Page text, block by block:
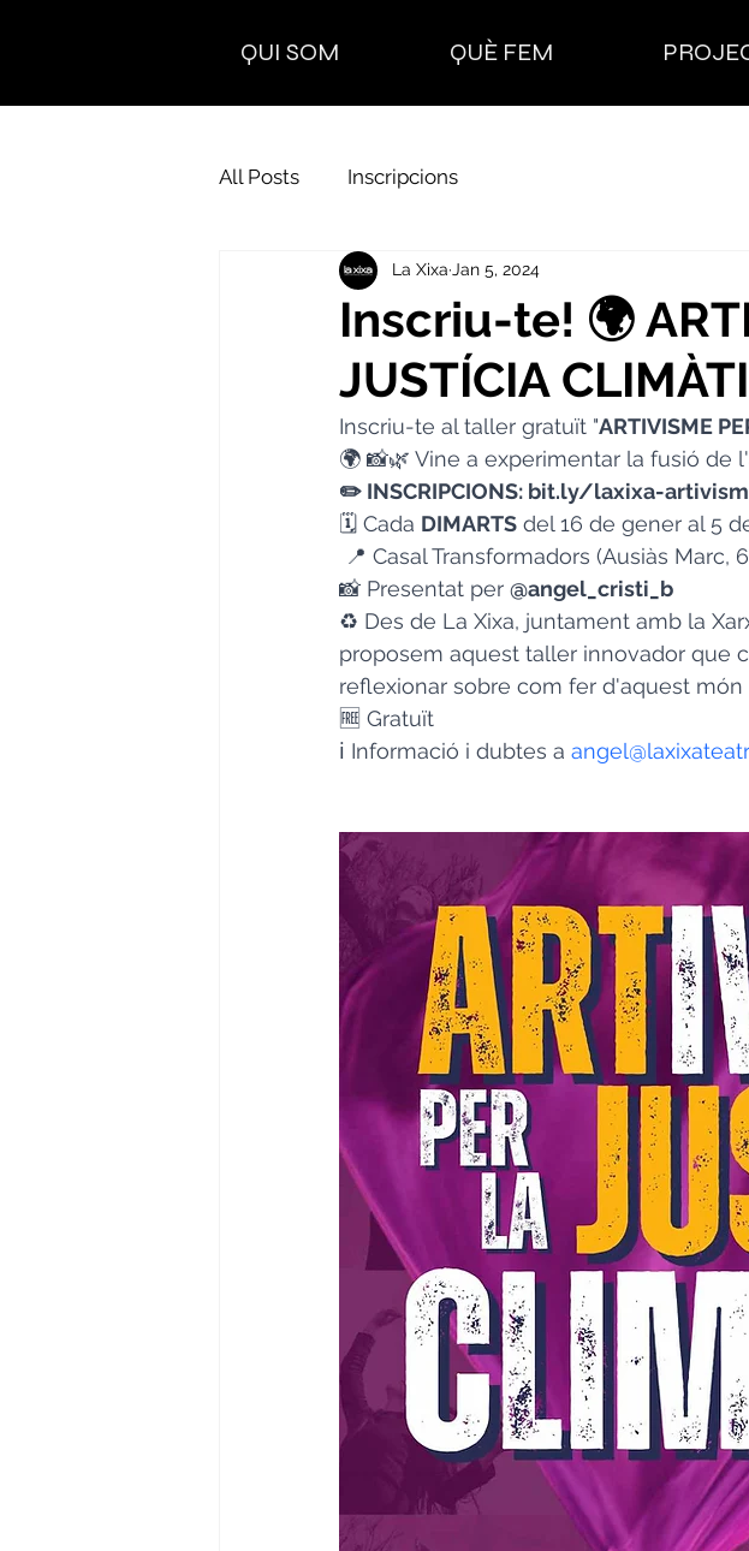
QUI SOM QUÈ FEM
All Posts Inscripcions
Inscriu-te! 🌍
JUSTÍCIA
La Xixa Jan 5, 2024
Inscriu-te al taller gratuït "ARTIVISME
🌍 📸🌿 Vine a experimentar la fusió de
✏️ INSCRIPCIONS: bit.ly/laxixa-
🗓 Cada DIMARTS del 16 de gener al 5
📍 Casal Transformadors (Ausiàs Marc,
📸 Presentat per @angel_cristi_b
♻️ Des de La Xixa, juntament amb la
proposem aquest taller innovador que
reflexionar sobre com fer d'aquest
🆓 Gratuït
ℹ️ Informació i dubtes a